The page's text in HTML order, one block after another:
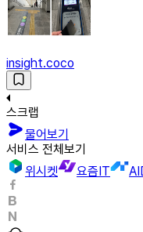
insight.coco
스크랩
물어보기
서비스 전체보기
위시켓
요즘IT